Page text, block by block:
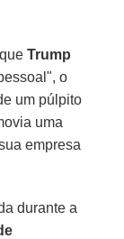
queTrump
o
um púlpito
uma
empresa
durante a